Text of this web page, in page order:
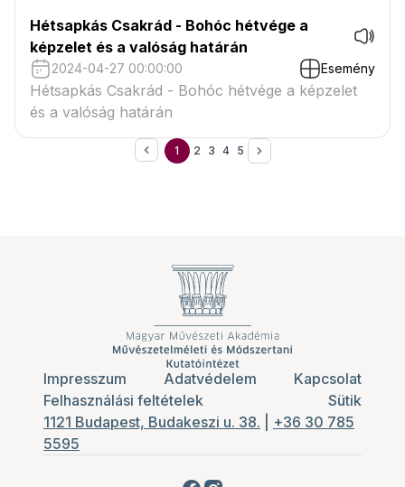
Hétsapkás Csakrád - Bohóc hétvége a
képzelet és a valóság határán
2024-04-27 00:00:00 Esemény
Hétsapkás Csakrád - Bohóc hétvége a képzelet
és a valóság határán
1 2 3 4 5
Impresszum Adatvédelem
Kapcsolat
Felhasználási feltételek
Sütik
1121 Budapest, Budakeszi u. 38.
+36 30 785
5595